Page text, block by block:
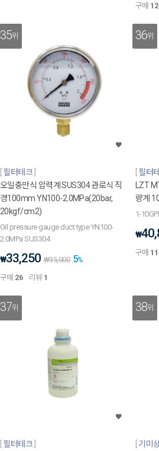
구매 12
35위
필터테크
오일충만식 압력계 SUS304 관로식 직
경100mm YN100-2.0MPa(20bar,
20kgf/cm2)
Oil pressure gauge duct type YN100-
2.0MPa SUS304
₩33,250 ₩35,000 5%
구매 26 리뷰 1
36위
필터
LZT
량계
1-
₩
구매 11
37위
필터테크
38위
기미